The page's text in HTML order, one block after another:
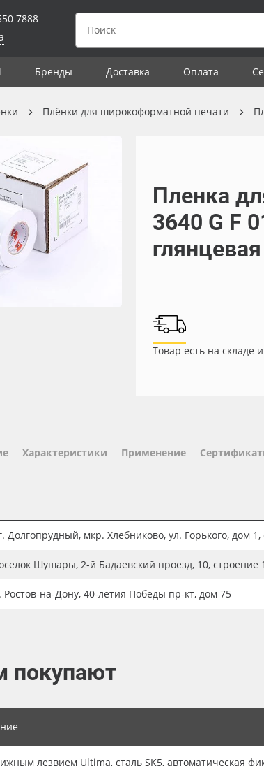
7888
Бренды Доставка Оплата
Плёнки для широкоформатной печати
Пленка
3640 G F
Товар есть на складе
Характеристики Применение
Долгопрудный, мкр. Хлебниково, ул. Горького, дом
Шушары, 2-й Бадаевский проезд, 10, строение 1
Ростов-на-Дону, 40-летия Победы пр-кт, дом 75
покупают
лезвием Ultima, сталь SK5, автоматическая